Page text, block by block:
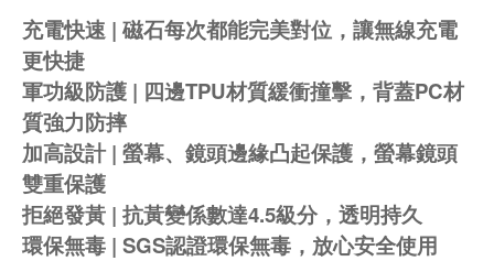
充電快速 | 磁石每次都能完美對位，讓無線充電
更快捷
軍功級防護 | 四邊TPU材質緩衝撞擊，背蓋PC材
質強力防摔
加高設計 | 螢幕、鏡頭邊緣凸起保護，螢幕鏡頭
雙重保護
拒絕發黃 | 抗黃變係數達4.5級分，透明持久
環保無毒 | SGS認證環保無毒，放心安全使用